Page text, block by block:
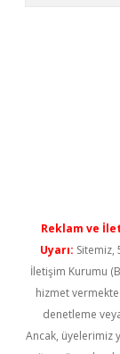
Reklam ve
Uyarı: Sitemiz,
İletişim Kurumu
hizmet
denetleme
Ancak, üyelerimiz